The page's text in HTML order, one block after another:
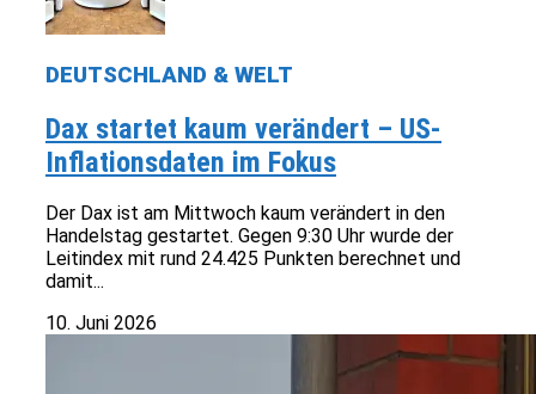
DEUTSCHLAND & WELT
Dax startet kaum verändert – US-
Inflationsdaten im Fokus
Der Dax ist am Mittwoch kaum verändert in den
Handelstag gestartet. Gegen 9:30 Uhr wurde der
Leitindex mit rund 24.425 Punkten berechnet und
damit...
10. Juni 2026